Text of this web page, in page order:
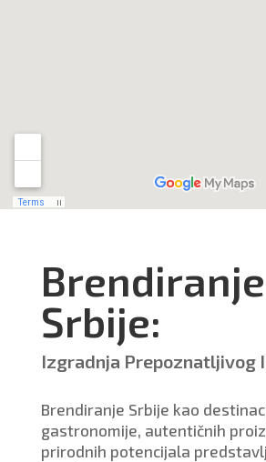
Brendiranje
Srbije:
Izgradnja Prepoznatljivog
Brendiranje Srbije kao
gastronomije, autentičnih
prirodnih potencijala